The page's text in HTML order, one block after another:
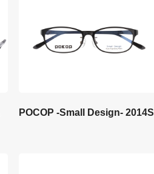
POCOP -Small Design- 2014S